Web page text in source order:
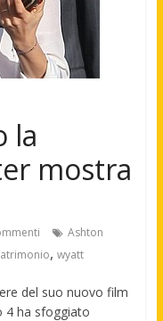
la
mostra
Ashton
, wyatt
del suo nuovo film
4 ha sfoggiato